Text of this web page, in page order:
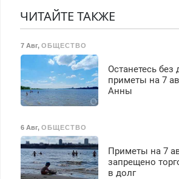
Недорого. Без выходных.
Все районы. Скидка.
Вызов бесплатный.
125000
ЧИТАЙТЕ ТАКЖЕ
7 Авг, ОБЩЕСТВО
Останетесь без
приметы на 7
Анны
6 Авг, ОБЩЕСТВО
Приметы на 7
запрещено
в долг